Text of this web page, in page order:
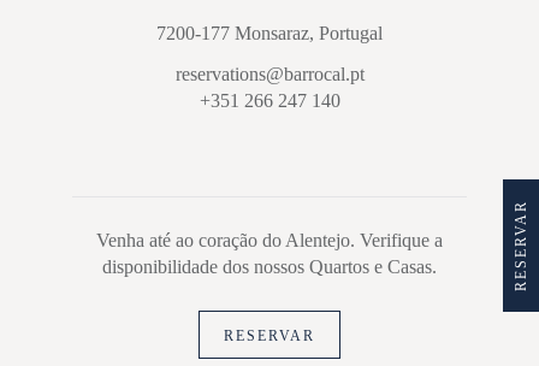
Venha até ao coração do Alentejo. Verifique a
disponibilidade dos nossos Quartos e Casas.
RESERVAR
7200-177 Monsaraz, Portugal
reservations@barrocal.pt
+351 266 247 140
RESERVAR